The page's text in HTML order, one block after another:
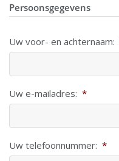
Persoonsgegevens
Uw voor- en achternaam:
Uw e-mailadres: *
Uw telefoonnummer: *